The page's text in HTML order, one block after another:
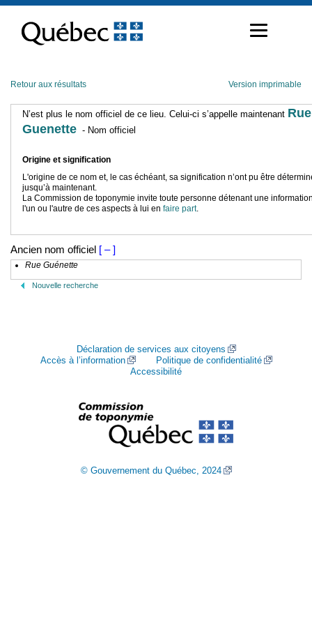
contenu
Retour aux résultats Version imprimable
N’est plus le nom officiel de ce lieu. Celui-ci s’appelle maintenant Rue
Guenette - Nom officiel
Origine et signification
L'origine de ce nom et, le cas échéant, sa signification n’ont pu être
jusqu’à maintenant.
La Commission de toponymie invite toute personne détenant une
l'un ou l'autre de ces aspects à lui en faire part.
Ancien nom officiel [ – ]
Rue Guénette
Nouvelle recherche
Déclaration de services aux citoyens
Accès à l’information
Politique de confidentialité
Accessibilité
© Gouvernement du Québec, 2024